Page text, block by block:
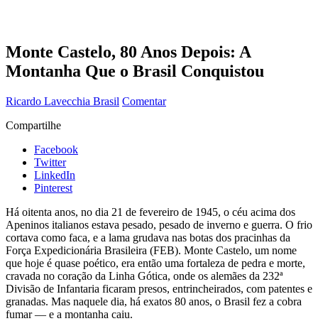
Monte Castelo, 80 Anos Depois: A
Montanha Que o Brasil Conquistou
Ricardo Lavecchia Brasil Comentar
Compartilhe
Facebook
Twitter
LinkedIn
Pinterest
Há oitenta anos, no dia 21 de fevereiro de 1945, o céu acima dos
Apeninos italianos estava pesado, pesado de inverno e guerra. O frio
cortava como faca, e a lama grudava nas botas dos pracinhas da
Força Expedicionária Brasileira (FEB). Monte Castelo, um nome
que hoje é quase poético, era então uma fortaleza de pedra e morte,
cravada no coração da Linha Gótica, onde os alemães da 232ª
Divisão de Infantaria ficaram presos, entrincheirados, com patentes e
granadas. Mas naquele dia, há exatos 80 anos, o Brasil fez a cobra
fumar — e a montanha caiu.